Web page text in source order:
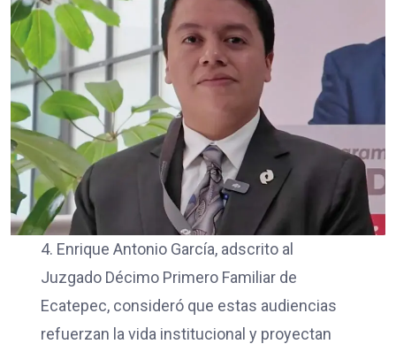
4. Enrique Antonio García, adscrito al
Juzgado Décimo Primero Familiar de
Ecatepec, consideró que estas audiencias
refuerzan la vida institucional y proyectan